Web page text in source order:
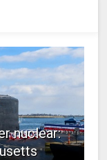
nuclear: